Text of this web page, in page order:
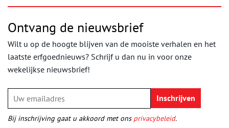
Ontvang de nieuwsbrief
Wilt u op de hoogte blijven van de mooiste verhalen en het
laatste erfgoednieuws? Schrijf u dan nu in voor onze
wekelijkse nieuwsbrief!
Bij inschrijving gaat u akkoord met ons privacybeleid.